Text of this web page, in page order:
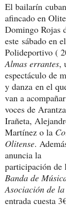
El bailarín
afincado en Olite
Domingo Rojas
este sábado en el
Polideportivo (
Almas errantes,
espectáculo de
y danza en el
van a
voces de Arantza
Irañeta,
Martínez o la
Olitense.
anuncia la
participación de
Banda de
Asociación de
entrada cuesta